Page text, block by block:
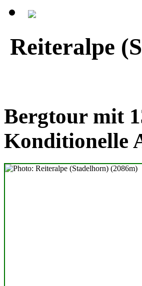
Reiteralpe
Bergtour mit
Konditionelle